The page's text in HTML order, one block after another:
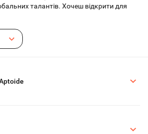
талантів. Хочеш відкрити для